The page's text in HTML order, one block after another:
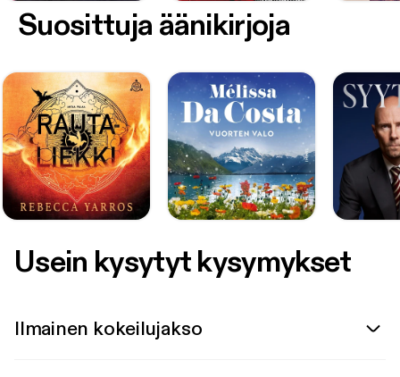
Suosittuja äänikirjoja
Usein kysytyt kysymykset
Ilmainen kokeilujakso